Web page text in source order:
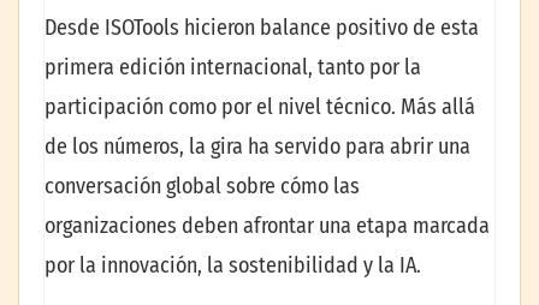
Desde ISOTools hicieron balance positivo de esta
primera edición internacional, tanto por la
participación como por el nivel técnico. Más allá
de los números, la gira ha servido para abrir una
conversación global sobre cómo las
organizaciones deben afrontar una etapa marcada
por la innovación, la sostenibilidad y la IA.